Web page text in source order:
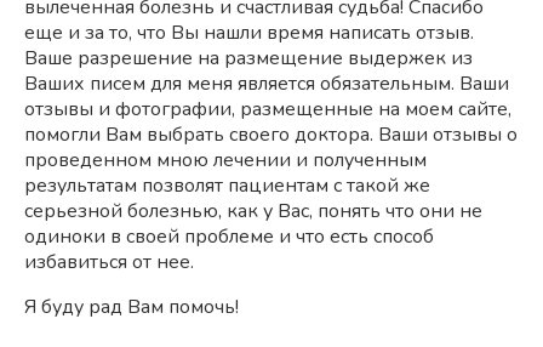
вылеченная болезнь и счастливая судьба! Спасибо
еще и за то, что Вы нашли время написать отзыв.
Ваше разрешение на размещение выдержек из
Ваших писем для меня является обязательным. Ваши
отзывы и фотографии, размещенные на моем сайте,
помогли Вам выбрать своего доктора. Ваши отзывы о
проведенном мною лечении и полученным
результатам позволят пациентам с такой же
серьезной болезнью, как у Вас, понять что они не
одиноки в своей проблеме и что есть способ
избавиться от нее.
Я буду рад Вам помочь!